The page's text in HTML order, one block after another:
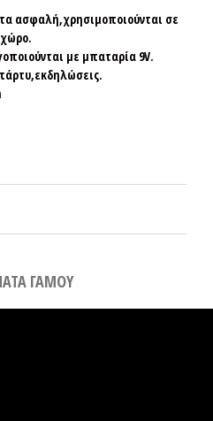
ασφαλή,χρησιμοποιούνται σε
με μπαταρία 9V.
ΓΑΜΟΥ